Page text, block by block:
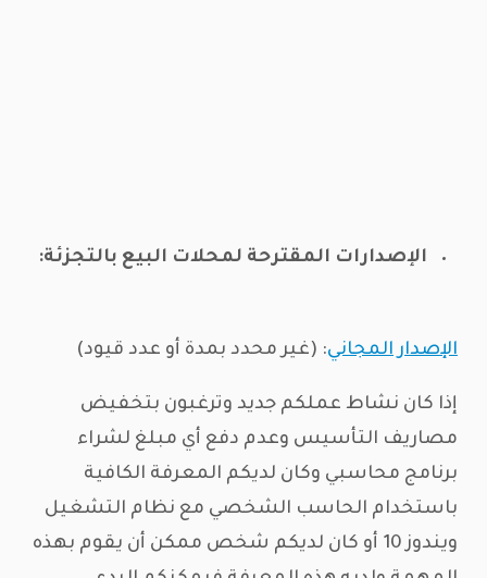
الإصدارات المقترحة لمحلات البيع بالتجزئة:
الإصدار المجاني: (غير محدد بمدة أو عدد قيود)
إذا كان نشاط عملكم جديد وترغبون بتخفيض
مصاريف التأسيس وعدم دفع أي مبلغ لشراء
برنامج محاسبي وكان لديكم المعرفة الكافية
باستخدام الحاسب الشخصي مع نظام التشغيل
ويندوز 10 أو كان لديكم شخص ممكن أن يقوم بهذه